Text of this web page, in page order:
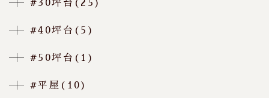
#30坪台(25)
#40坪台(5)
#50坪台(1)
#平屋(10)